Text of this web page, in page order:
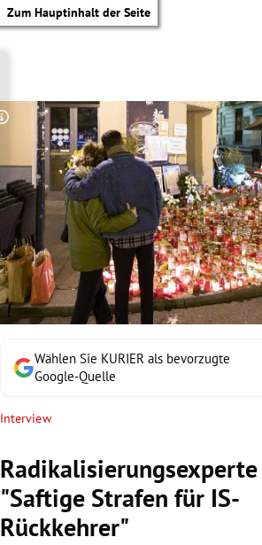
Zum Hauptinhalt der Seite
Untermenü
Untermenü
Untermenü
Untermenü
Wählen Sie KURIER als bevorzugte
Google-Quelle
Interview
"Saftige Strafen für IS-
Rückkehrer"
Copyright-Hinweis öffnen/schließen